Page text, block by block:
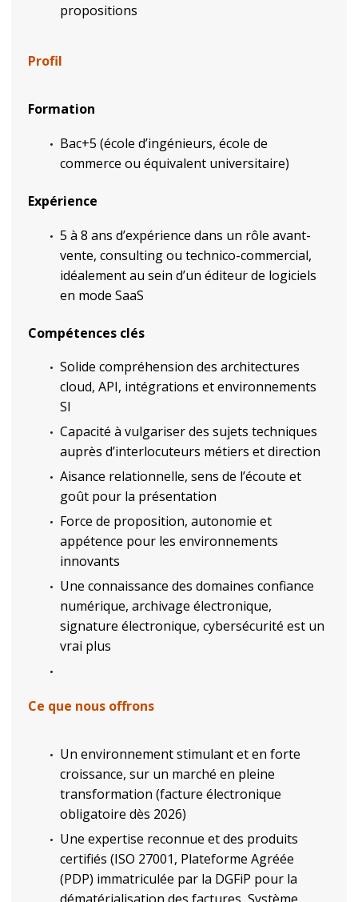
propositions
Profil
Formation
Bac+5 (école d’ingénieurs, école de
commerce ou équivalent universitaire)
Expérience
5 à 8 ans d’expérience dans un rôle avant-
vente, consulting ou technico-commercial,
idéalement au sein d’un éditeur de logiciels
en mode SaaS
Compétences clés
Solide compréhension des architectures
cloud, API, intégrations et environnements
SI
Capacité à vulgariser des sujets techniques
auprès d’interlocuteurs métiers et direction
Aisance relationnelle, sens de l’écoute et
goût pour la présentation
Force de proposition, autonomie et
appétence pour les environnements
innovants
Une connaissance des domaines confiance
numérique, archivage électronique,
signature électronique, cybersécurité est un
vrai plus
Ce que nous offrons
Un environnement stimulant et en forte
croissance, sur un marché en pleine
transformation (facture électronique
obligatoire dès 2026)
Une expertise reconnue et des produits
certifiés (ISO 27001, Plateforme Agréée
(PDP) immatriculée par la DGFiP pour la